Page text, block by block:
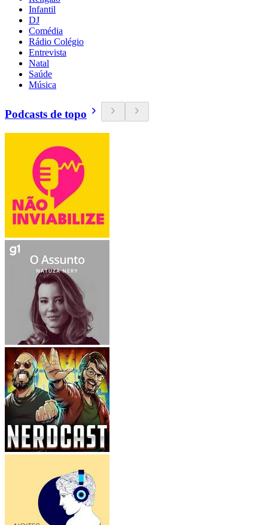
Infantil
DJ
Comédia
Rádio Colégio
Entrevista
Natal
Saúde
Música
Podcasts de topo